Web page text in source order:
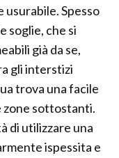
usurabile. Spesso
soglie, che si
già da se,
gli interstizi
trova una facile
zone sottostanti.
di utilizzare una
ispessita e